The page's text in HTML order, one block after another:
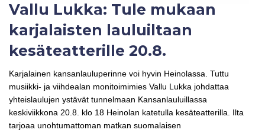
Vallu Lukka: Tule mukaan
karjalaisten lauluiltaan
kesäteatterille 20.8.
Karjalainen kansanlauluperinne voi hyvin Heinolassa. Tuttu
musiikki- ja viihdealan monitoimimies Vallu Lukka johdattaa
yhteislaulujen ystävät tunnelmaan Kansanlauluillassa
keskiviikkona 20.8. klo 18 Heinolan katetulla kesäteatterilla. Ilta
tarjoaa unohtumattoman matkan suomalaisen